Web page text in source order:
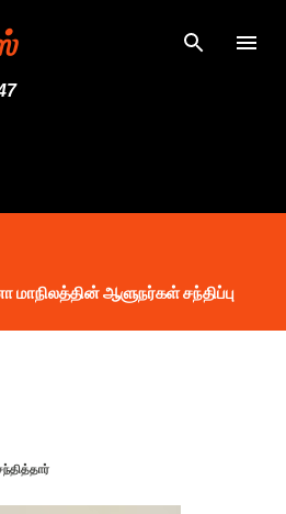
செல்
மாநிலத்தின் ஆளுநர்கள் சந்திப்பு